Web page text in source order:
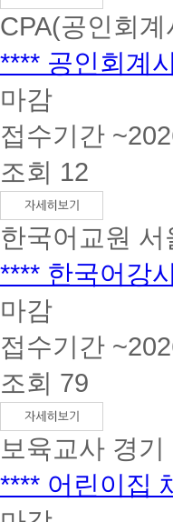
CPA(공인회계
**** 공인회계
마감
접수기간
조회 12
한국어교원 서
**** 한국어강
마감
접수기간
조회 79
보육교사 경기
**** 어린이집